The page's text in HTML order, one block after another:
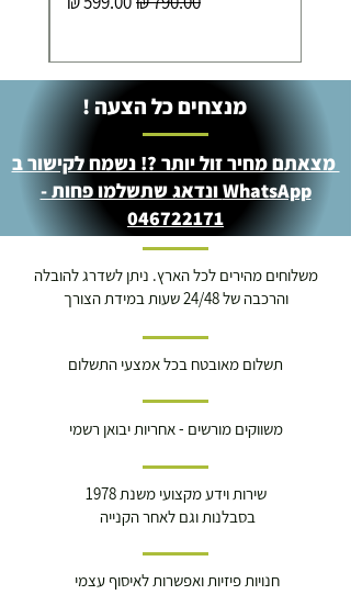
מנצחים כל הצעה !
מצאתם מחיר זול יותר ?! נשמח לקישור ב
WhatsApp ונדאג שתשלמו פחות -
046722171
משלוחים מהירים לכל הארץ. ניתן לשדרג להובלה
והרכבה של 24/48 שעות במידת הצורך
תשלום מאובטח בכל אמצעי התשלום
משווקים מורשים - אחריות יבואן רשמי
שירות וידע מקצועי משנת 1978
בסבלנות וגם לאחר הקנייה
חנויות פיזיות ואפשרות לאיסוף עצמי